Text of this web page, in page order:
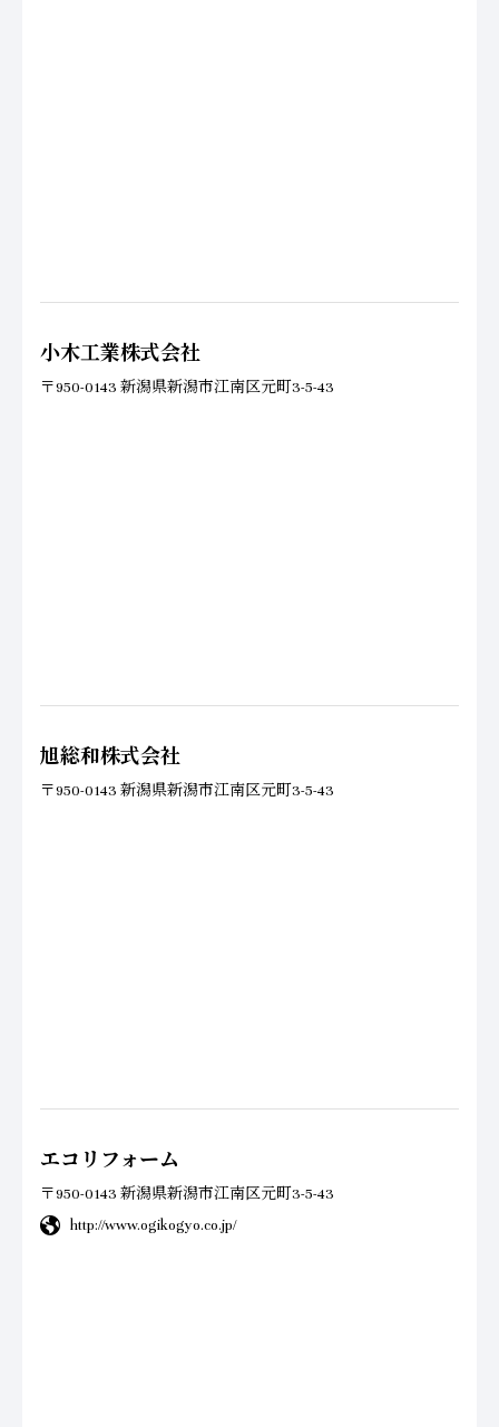
小木工業株式会社
〒950-0143 新潟県新潟市江南区元町3-5-43
旭総和株式会社
〒950-0143 新潟県新潟市江南区元町3-5-43
エコリフォーム
〒950-0143 新潟県新潟市江南区元町3-5-43
http://www.ogikogyo.co.jp/